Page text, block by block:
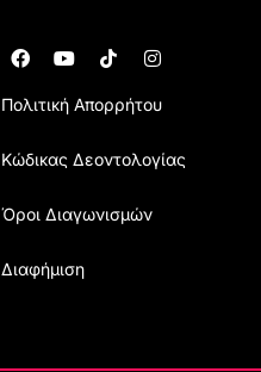
Πολιτική Απορρήτου
Κώδικας Δεοντολογίας
Όροι Διαγωνισμών
Διαφήμιση